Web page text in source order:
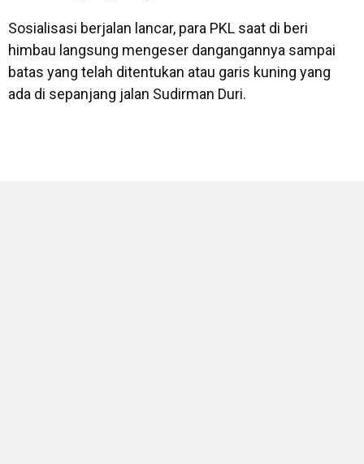
Sosialisasi berjalan lancar, para PKL saat di beri
himbau langsung mengeser dangangannya sampai
batas yang telah ditentukan atau garis kuning yang
ada di sepanjang jalan Sudirman Duri.